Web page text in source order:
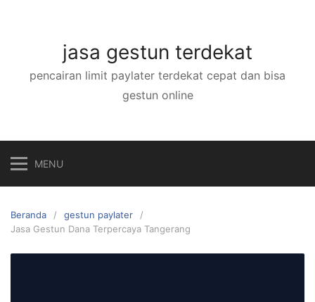
jasa gestun terdekat
pencairan limit paylater terdekat cepat dan bisa
gestun online
MENU
Beranda
gestun paylater
Jasa Gestun Dana Terpercaya Tangerang